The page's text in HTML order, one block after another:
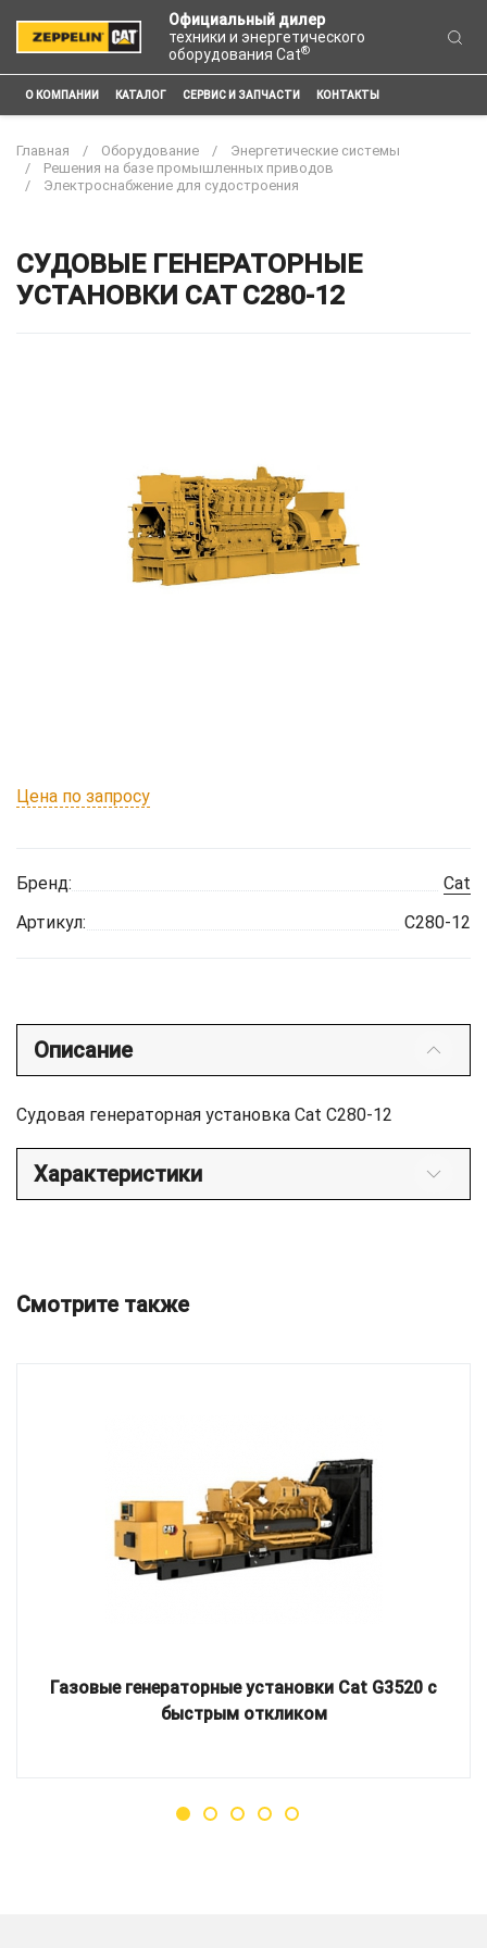
Официальный дилер
техники и энергетического
оборудования Cat®
О КОМПАНИИ КАТАЛОГ СЕРВИС И ЗАПЧАСТИ КОНТАКТЫ
Главная Оборудование
Энергетические системы
Решения на базе промышленных приводов
Электроснабжение для судостроения
СУДОВЫЕ ГЕНЕРАТОРНЫЕ
УСТАНОВКИ CAT C280-12
Цена по запросу
Бренд:
Cat
Артикул:
C280-12
Описание
Судовая генераторная установка Cat C280-12
Характеристики
Смотрите также
Газовые генераторные установки Cat G3520 с
быстрым откликом